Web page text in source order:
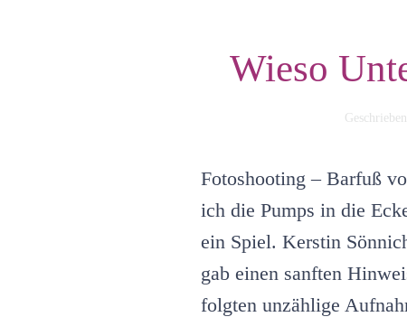
Wieso
Fotoshooting – Barfuß
ich die Pumps in die
ein Spiel. Kerstin
gab einen sanften
folgten unzählige